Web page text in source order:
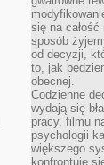
się na
sposób
od decyzji,
to, jak
obecnej.
Codzienne
wydają się
pracy, filmu
psychologii
większego
konfrontuje